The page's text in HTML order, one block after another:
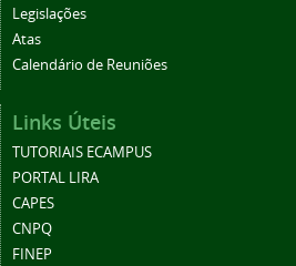
Legislações
Atas
Calendário de Reuniões
Links Úteis
TUTORIAIS ECAMPUS
PORTAL LIRA
CAPES
CNPQ
FINEP